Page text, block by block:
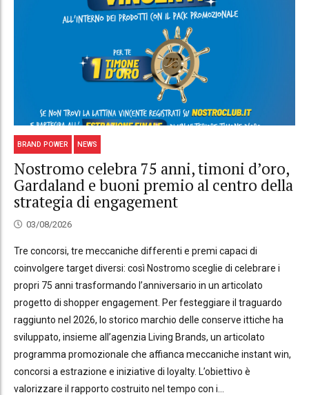
BRAND POWER NEWS
Nostromo celebra 75 anni, timoni d’oro,
Gardaland e buoni premio al centro della
strategia di engagement
03/08/2026
Tre concorsi, tre meccaniche differenti e premi capaci di
coinvolgere target diversi: così Nostromo sceglie di celebrare i
propri 75 anni trasformando l’anniversario in un articolato
progetto di shopper engagement. Per festeggiare il traguardo
raggiunto nel 2026, lo storico marchio delle conserve ittiche ha
sviluppato, insieme all’agenzia Living Brands, un articolato
programma promozionale che affianca meccaniche instant win,
concorsi a estrazione e iniziative di loyalty. L’obiettivo è
valorizzare il rapporto costruito nel tempo con i...